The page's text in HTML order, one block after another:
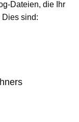
Dateien, die Ihr
Dies sind: